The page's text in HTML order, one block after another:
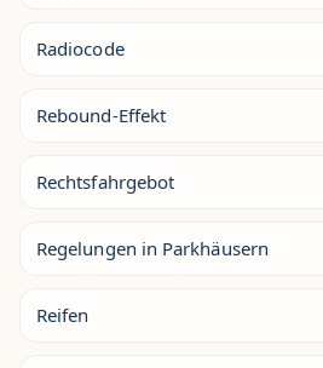
Radiocode
Rebound-Effekt
Rechtsfahrgebot
Regelungen in Parkhäusern
Reifen